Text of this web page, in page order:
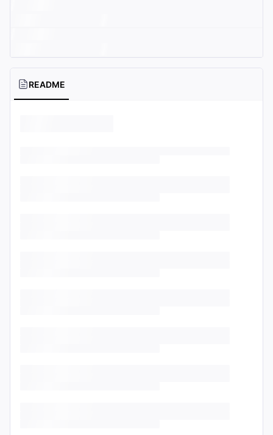
README